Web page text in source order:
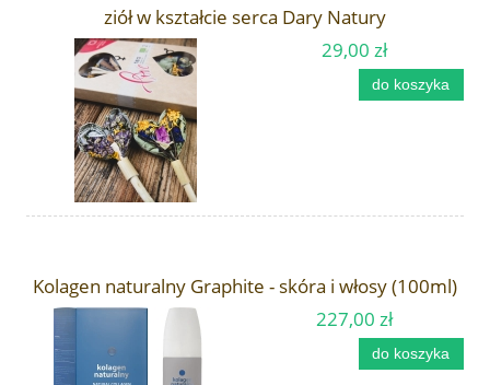
ziół w kształcie serca Dary Natury
29,00 zł
do koszyka
Kolagen naturalny Graphite - skóra i włosy (100ml)
227,00 zł
do koszyka